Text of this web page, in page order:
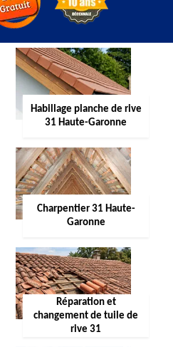
Habillage planche de rive
31 Haute-Garonne
Charpentier 31 Haute-
Garonne
Réparation et
changement de tuile de
rive 31